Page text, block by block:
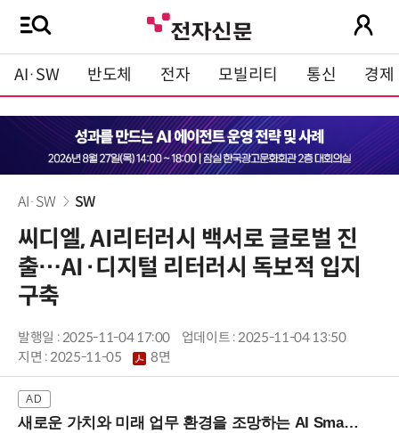
AI·SW 반도체 전자 모빌리티 통신 경제
AI·SW SW
씨디엘, AI리터러시 백서로 글로벌 진
출…AI·디지털 리터러시 독보적 입지
구축
발행일 : 2025-11-04 17:00
업데이트 : 2025-11-04 13:50
지면 :2025-11-05 8면
새로운 가치와 미래 업무 환경을 조망하는 AI Smart Work Summit 2026 (9/11 코엑스)